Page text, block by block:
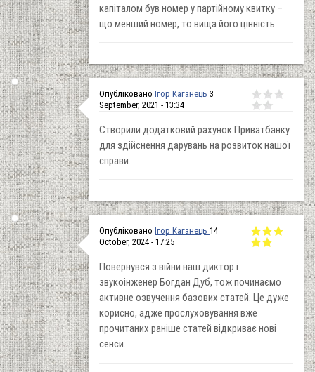
капіталом був номер у партійному квитку –
що менший номер, то вища його цінність.
Опубліковано Ігор Каганець 3
September, 2021 - 13:34
Створили додатковий рахунок Приватбанку
для здійснення дарувань на розвиток нашої
справи.
Опубліковано Ігор Каганець 14
October, 2024 - 17:25
Повернувся з війни наш диктор і
звукоінженер Богдан Дуб, тож починаємо
активне озвучення базових статей. Це дуже
корисно, адже прослуховування вже
прочитаних раніше статей відкриває нові
сенси.